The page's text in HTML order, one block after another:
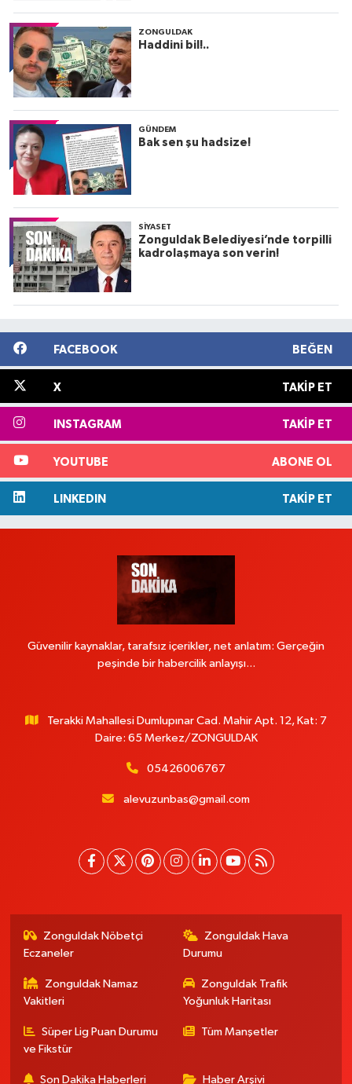
ZONGULDAK
Haddini bil!..
GÜNDEM
Bak sen şu hadsize!
SIYASET
Zonguldak Belediyesi’nde torpilli
kadrolaşmaya son verin!
FACEBOOK BEĞEN
X TAKIP ET
INSTAGRAM TAKIP ET
YOUTUBE ABONE OL
LINKEDIN TAKIP ET
Güvenilir kaynaklar, tarafsız içerikler, net anlatım: Gerçeğin
peşinde bir habercilik anlayışı...
Terakki Mahallesi Dumlupınar Cad. Mahir Apt. 12, Kat: 7
Daire: 65 Merkez/ZONGULDAK
05426006767
alevuzunbas@gmail.com
Zonguldak Nöbetçi
Eczaneler
Zonguldak Hava
Durumu
Zonguldak Namaz
Vakitleri
Zonguldak Trafik
Yoğunluk Haritası
Süper Lig Puan Durumu
ve Fikstür
Tüm Manşetler
Son Dakika Haberleri Haber Arşivi